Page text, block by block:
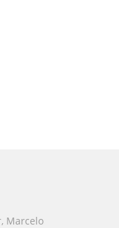
Marcelo